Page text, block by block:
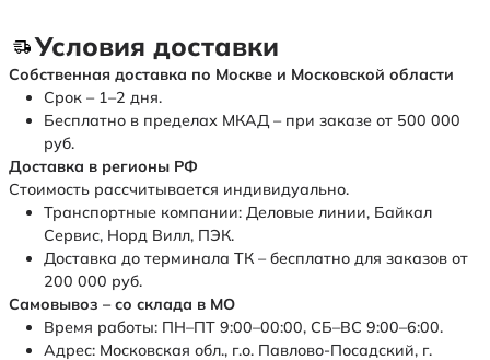
Условия доставки
Собственная доставка по Москве и Московской области
Срок – 1–2 дня.
Бесплатно в пределах МКАД – при заказе от 500 000
руб.
Доставка в регионы РФ
Стоимость рассчитывается индивидуально.
Транспортные компании: Деловые линии, Байкал
Сервис, Норд Вилл, ПЭК.
Доставка до терминала ТК – бесплатно для заказов от
200 000 руб.
Самовывоз – со склада в МО
Время работы: ПН–ПТ 9:00–00:00, СБ–ВС 9:00–6:00.
Адрес: Московская обл., г.о. Павлово-Посадский, г.